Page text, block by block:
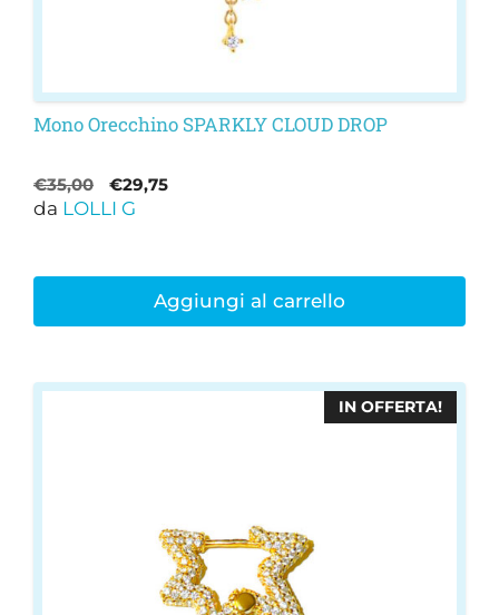
Mono Orecchino SPARKLY CLOUD DROP
€35,00
Il
prezzo
€35,00.
€29,75Il
€29,75.
da LOLLI G
Aggiungi al carrello
IN OFFERTA!